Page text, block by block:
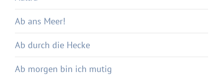
Ab ans Meer!
Ab durch die Hecke
Ab morgen bin ich mutig